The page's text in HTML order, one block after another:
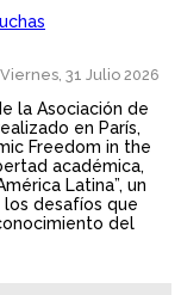
Viernes, 31 Julio 2026
la Asociación de
en París,
Freedom in the
académica,
Latina”, un
desafíos que
del